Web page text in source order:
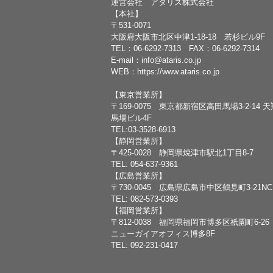
運営会社 アタリス株式会社
【本社】
〒531-0071
大阪府大阪市北区中津1-18-18 若杉ビル9F
TEL： 06-6292-7313 FAX：06-6292-7314
E-mail： info@ataris.co.jp
WEB： https://www.ataris.co.jp
【東京営業所】
〒169-0075 東京都新宿区高田馬場3-2-14 天
馬場ビル4F
TEL:03-3528-6913
【静岡営業所】
〒425-0028 静岡県焼津市駅北1丁目8-7
TEL: 054-637-9361
【広島営業所】
〒730-0045 広島県広島市中区鶴見町3-
TEL: 082-573-0393
【福岡営業所】
〒812-0038 福岡県福岡市博多区祇園町6-26
ニューガイアオフィス博多8F
TEL: 092-231-0417